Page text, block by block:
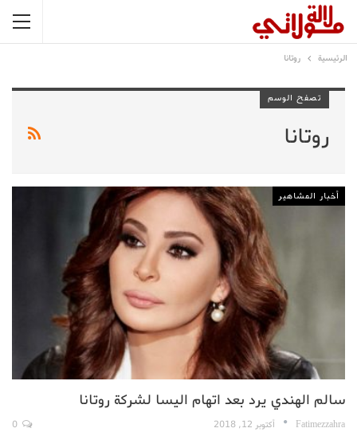
الرئيسية روتانا
تصفح الوسم
روتانا
أخبار المشاهير
سالم الهندي يرد بعد اتهام اليسا لشركة روتانا
Fatimezzahra أكتوبر 12, 2018